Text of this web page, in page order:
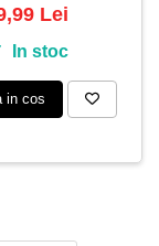
Lei
In stoc
in cos